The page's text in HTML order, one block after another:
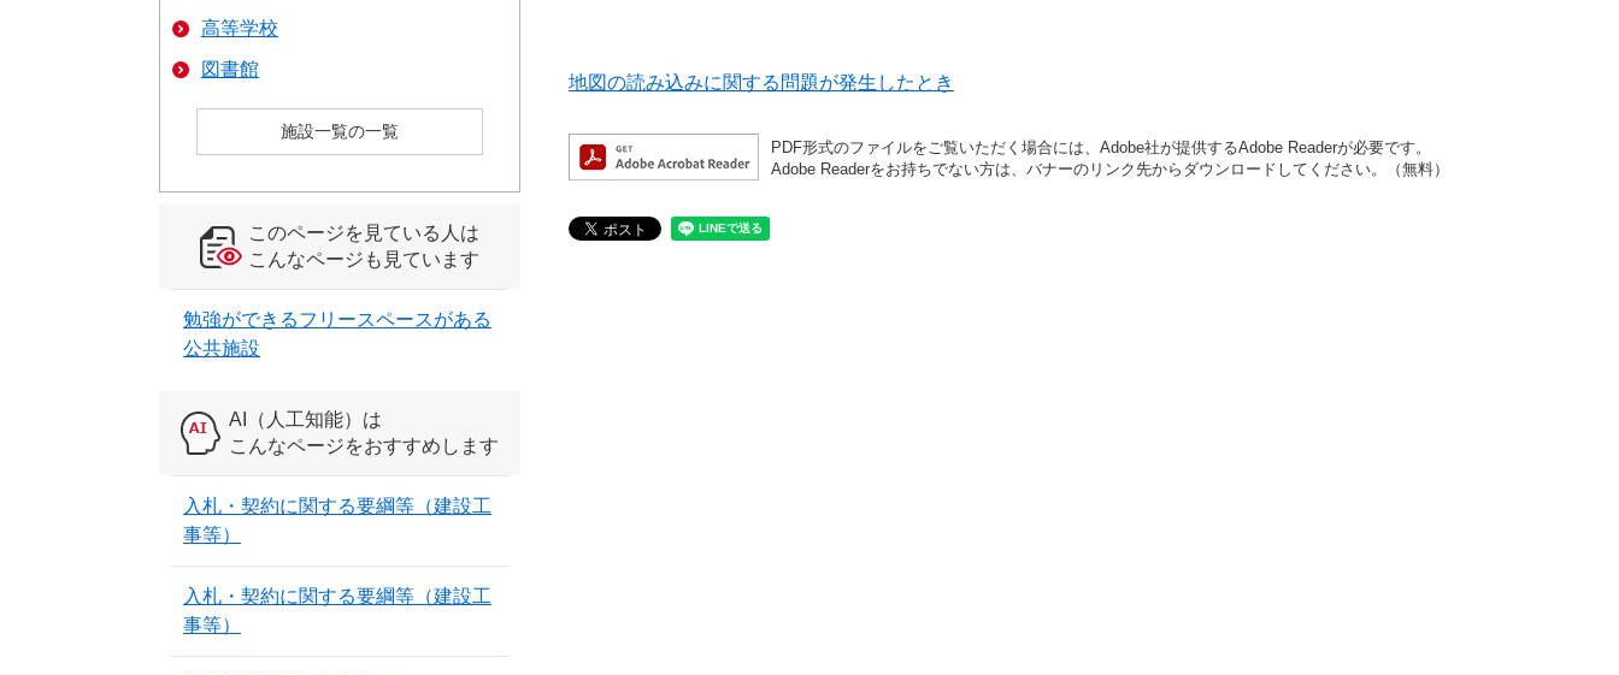
地図の読み込みに関する問題が発生したとき
PDF形式のファイルをご覧いただく場合には、Adobe社が提供するAdobe Readerが必要です。
Adobe Readerをお持ちでない方は、バナーのリンク先からダウンロードしてください。（無料）
高等学校
図書館
施設一覧の一覧
このページを見ている人は
こんなページも見ています
勉強ができるフリースペースがある
公共施設
AI（人工知能）は
こんなページをおすすめします
入札・契約に関する要綱等（建設工
事等）
入札・契約に関する要綱等（建設工
事等）